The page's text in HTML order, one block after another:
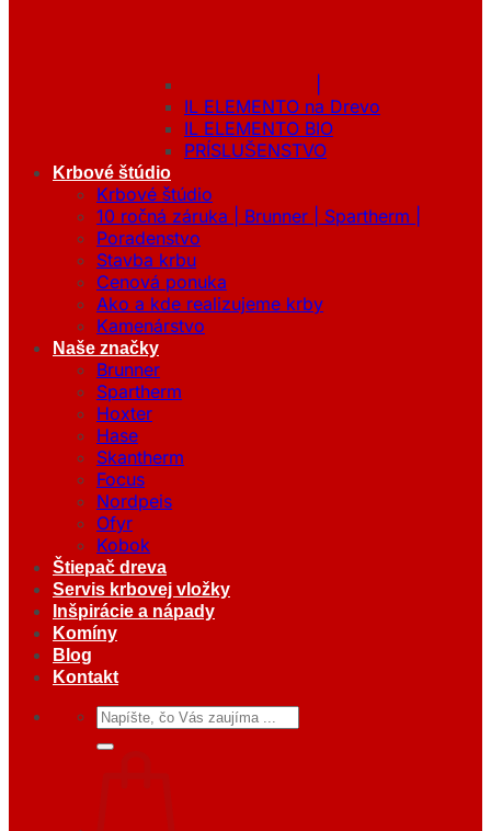
IL ELEMENTO na Drevo
IL ELEMENTO BIO
PRÍSLUŠENSTVO
Krbové štúdio
Krbové štúdio
10 ročná záruka | Brunner | Spartherm |
Poradenstvo
Stavba krbu
Cenová ponuka
Ako a kde realizujeme krby
Kamenárstvo
Naše značky
Brunner
Spartherm
Hoxter
Hase
Skantherm
Focus
Nordpeis
Ofyr
Kobok
Štiepač dreva
Servis krbovej vložky
Inšpirácie a nápady
Komíny
Blog
Kontakt
Hľadať: